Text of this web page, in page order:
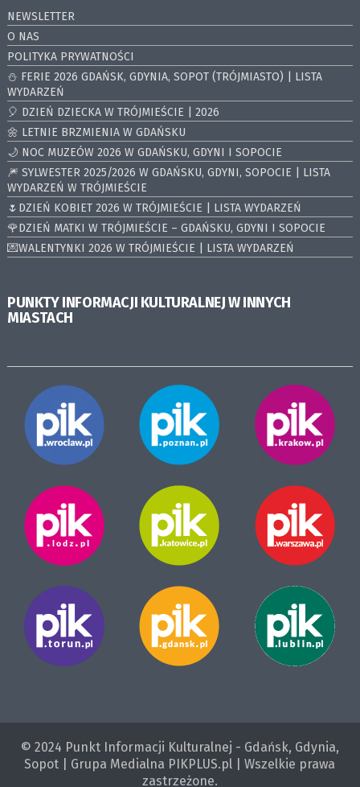
NEWSLETTER
O NAS
POLITYKA PRYWATNOŚCI
⛄️ FERIE 2026 GDAŃSK, GDYNIA, SOPOT (TRÓJMIASTO) | LISTA
WYDARZEŃ
🎈 DZIEŃ DZIECKA W TRÓJMIEŚCIE | 2026
🌼 LETNIE BRZMIENIA W GDAŃSKU
🌙 NOC MUZEÓW 2026 W GDAŃSKU, GDYNI I SOPOCIE
🎆 SYLWESTER 2025/2026 W GDAŃSKU, GDYNI, SOPOCIE | LISTA
WYDARZEŃ W TRÓJMIEŚCIE
🌷DZIEŃ KOBIET 2026 W TRÓJMIEŚCIE | LISTA WYDARZEŃ
🌹DZIEŃ MATKI W TRÓJMIEŚCIE – GDAŃSKU, GDYNI I SOPOCIE
💌WALENTYNKI 2026 W TRÓJMIEŚCIE | LISTA WYDARZEŃ
PUNKTY INFORMACJI KULTURALNEJ W INNYCH
MIASTACH
© 2024 Punkt Informacji Kulturalnej - Gdańsk, Gdynia,
Sopot | Grupa Medialna PIKPLUS.pl | Wszelkie prawa
zastrzeżone.